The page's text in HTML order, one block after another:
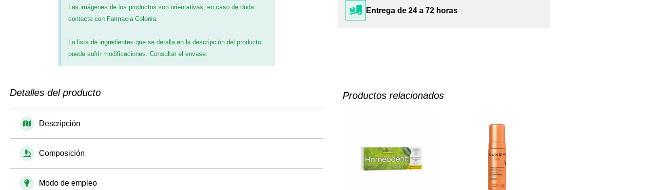
Las imágenes de los productos son orientativas, en caso de duda
contacte con Farmacia Colonia.
La lista de ingredientes que se detalla en la descripción del producto
puede sufrir modificaciones. Consultar el envase.
Entrega de 24 a 72 horas
Detalles del producto
Descripción
Composición
Modo de empleo
Productos relacionados